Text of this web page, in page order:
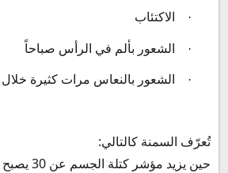
· الاكتئاب
· الشعور بألم في الرأس صباحاً
· الشعور بالنعاس مرات كثيرة خلال
تُعرّف السمنة كالتالي:
حين يزيد